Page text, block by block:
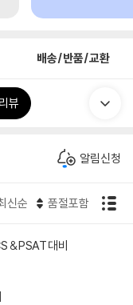
배송/반품/교환
뷰
알림신청
신순 품절포함
& PSAT 대비